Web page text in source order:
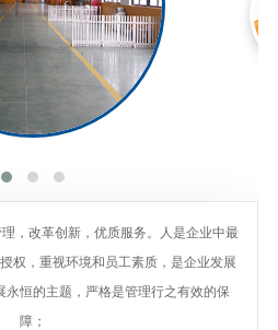
，改革创新，优质服务。人是企业中最
权，重视环境和员工素质，是企业发展
永恒的主题，严格是管理行之有效的保
障；